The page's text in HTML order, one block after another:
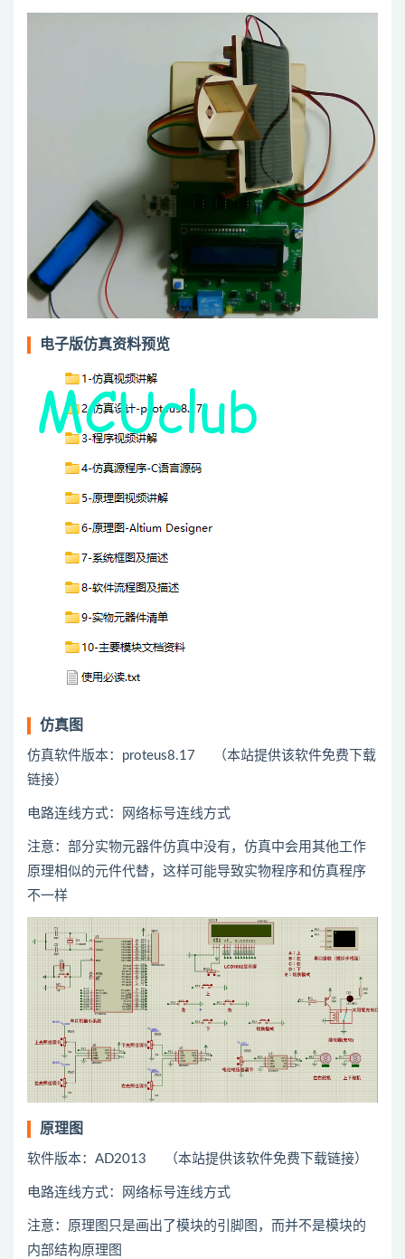
电子版仿真资料预览
仿真图
仿真软件版本：proteus8.17 （本站提供该软件免费下载
链接）
电路连线方式：网络标号连线方式
注意：部分实物元器件仿真中没有，仿真中会用其他工作
原理相似的元件代替，这样可能导致实物程序和仿真程序
不一样
原理图
软件版本：AD2013 （本站提供该软件免费下载链接）
电路连线方式：网络标号连线方式
注意：原理图只是画出了模块的引脚图，而并不是模块的
内部结构原理图